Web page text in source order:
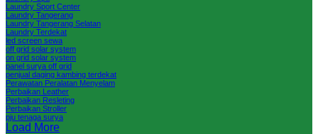
Laundry Sport Center
Laundry Tangerang
Laundry Tangerang Selatan
Laundry Terdekat
led screen sewa
off grid solar system
on grid solar system
panel surya off grid
penjual daging kambing terdekat
Perawatan Peralatan Menyelam
Perbaikan Leather
Perbaikan Resleting
Perbaikan Stroller
pju tenaga surya
Load More